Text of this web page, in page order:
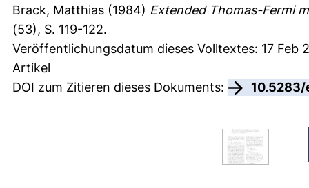
Brack, Matthias (1984) Extended Thomas-Fermi
(53), S. 119-122.
Veröffentlichungsdatum dieses Volltextes: 17 Feb
Artikel
DOI zum Zitieren dieses Dokuments:
10.5283/